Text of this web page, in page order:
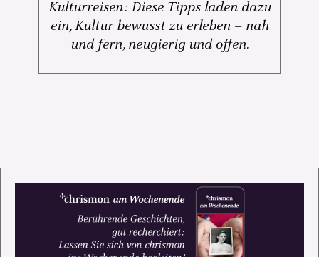
Kulturreisen: Diese Tipps laden dazu
ein, Kultur bewusst zu erleben – nah
und fern, neugierig und offen.